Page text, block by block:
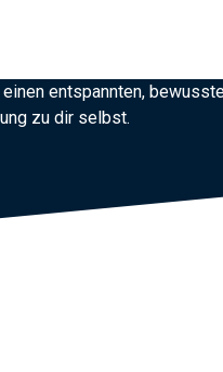
entspannten,
zu dir selbst.